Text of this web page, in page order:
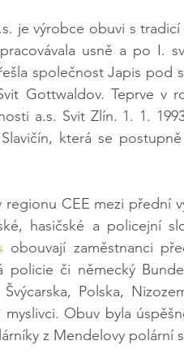
je výrobce obuvi s
usně a po I.
společnost Japis pod
Gottwaldov. Teprve v
a.s. Svit Zlín. 1. 1.
která se
regionu CEE mezi přední
hasičské a policejní
obouvají zaměstnanci
policie či německý
Polska,
myslivci. Obuv byla
z Mendelovy polární